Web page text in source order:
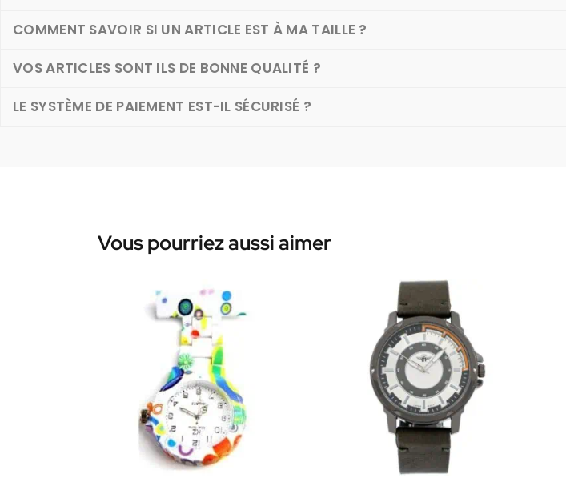
COMMENT SAVOIR SI UN ARTICLE EST À MA TAILLE ?
VOS ARTICLES SONT ILS DE BONNE QUALITÉ ?
LE SYSTÈME DE PAIEMENT EST-IL SÉCURISÉ ?
Vous pourriez aussi aimer